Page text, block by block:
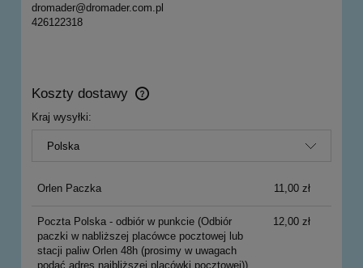
dromader@dromader.com.pl
426122318
Koszty dostawy
Cena nie zawiera ewentualnych kosztów płatności
Kraj wysyłki:
Orlen Paczka 11,00 zł
Poczta Polska - odbiór w punkcie(Odbiór
paczki w nabliższej placówce pocztowej lub
stacji paliw Orlen 48h (prosimy w uwagach
podać adres najbliższej placówki pocztowej))
12,00 zł